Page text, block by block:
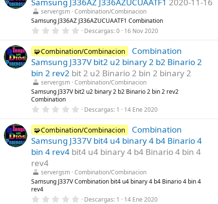
s
t
r
e
l
a
(
s
)
servergsm Combination/Combinacion
Samsung J336AZ J336AZUCUAATF1 Combination
0
0
0
e
s
t
r
e
l
s
)
Descargas 0 16 Nov 2020
🧩Combination/Combinacion
Combination
Samsung J337V bit2 u2 binary 2 b2 Binario 2
bin 2 rev2 bit 2 u2 Binario 2 bin 2 binary 2
servergsm Combination/Combinacion
Samsung J337V bit2 u2 binary 2 b2 Binario 2 bin 2 rev2
Combination
0
0
0
e
s
t
r
l
l
a
s
Descargas 1 14 Ene 2020
🧩Combination/Combinacion
Combination
Samsung J337V bit4 u4 binary 4 b4 Binario 4
bin 4 rev4 bit4 u4 binary 4 b4 Binario 4 bin 4
rev4
servergsm Combination/Combinacion
Samsung J337V Combination bit4 u4 binary 4 b4 Binario 4 bin 4
rev4
0 Descargas 1 14 Ene 2020